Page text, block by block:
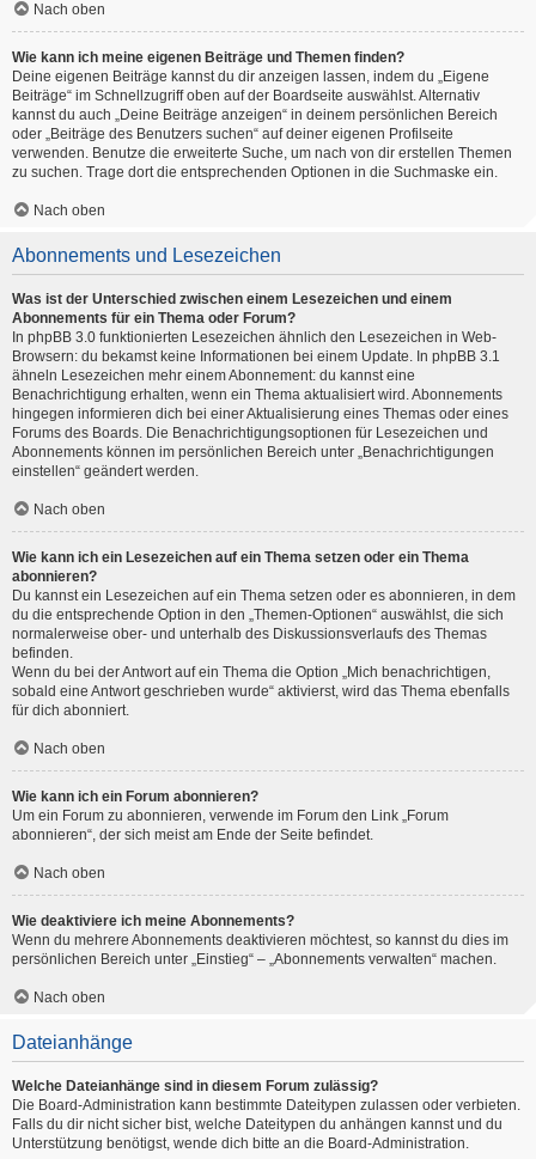
Nach oben
Wie kann ich meine eigenen Beiträge und Themen finden?
Deine eigenen Beiträge kannst du dir anzeigen lassen, indem du „Eigene
Beiträge“ im Schnellzugriff oben auf der Boardseite auswählst. Alternativ
kannst du auch „Deine Beiträge anzeigen“ in deinem persönlichen Bereich
oder „Beiträge des Benutzers suchen“ auf deiner eigenen Profilseite
verwenden. Benutze die erweiterte Suche, um nach von dir erstellen Themen
zu suchen. Trage dort die entsprechenden Optionen in die Suchmaske ein.
Nach oben
Abonnements und Lesezeichen
Was ist der Unterschied zwischen einem Lesezeichen und einem
Abonnements für ein Thema oder Forum?
In phpBB 3.0 funktionierten Lesezeichen ähnlich den Lesezeichen in Web-
Browsern: du bekamst keine Informationen bei einem Update. In phpBB 3.1
ähneln Lesezeichen mehr einem Abonnement: du kannst eine
Benachrichtigung erhalten, wenn ein Thema aktualisiert wird. Abonnements
hingegen informieren dich bei einer Aktualisierung eines Themas oder eines
Forums des Boards. Die Benachrichtigungsoptionen für Lesezeichen und
Abonnements können im persönlichen Bereich unter „Benachrichtigungen
einstellen“ geändert werden.
Nach oben
Wie kann ich ein Lesezeichen auf ein Thema setzen oder ein Thema
abonnieren?
Du kannst ein Lesezeichen auf ein Thema setzen oder es abonnieren, in dem
du die entsprechende Option in den „Themen-Optionen“ auswählst, die sich
normalerweise ober- und unterhalb des Diskussionsverlaufs des Themas
befinden.
Wenn du bei der Antwort auf ein Thema die Option „Mich benachrichtigen,
sobald eine Antwort geschrieben wurde“ aktivierst, wird das Thema ebenfalls
für dich abonniert.
Nach oben
Wie kann ich ein Forum abonnieren?
Um ein Forum zu abonnieren, verwende im Forum den Link „Forum
abonnieren“, der sich meist am Ende der Seite befindet.
Nach oben
Wie deaktiviere ich meine Abonnements?
Wenn du mehrere Abonnements deaktivieren möchtest, so kannst du dies im
persönlichen Bereich unter „Einstieg“ – „Abonnements verwalten“ machen.
Nach oben
Dateianhänge
Welche Dateianhänge sind in diesem Forum zulässig?
Die Board-Administration kann bestimmte Dateitypen zulassen oder verbieten.
Falls du dir nicht sicher bist, welche Dateitypen du anhängen kannst und du
Unterstützung benötigst, wende dich bitte an die Board-Administration.